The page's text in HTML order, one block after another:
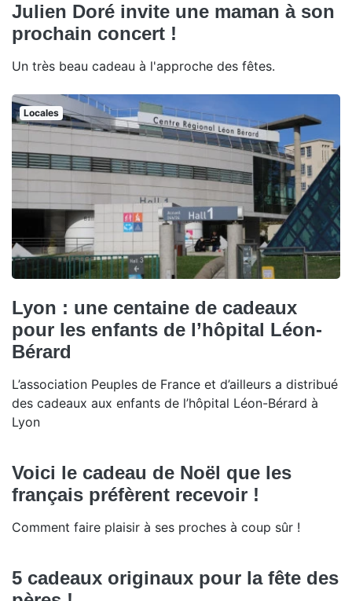
Julien Doré invite une maman à son
prochain concert !
Un très beau cadeau à l'approche des fêtes.
Locales
Lyon : une centaine de cadeaux
pour les enfants de l’hôpital Léon-
Bérard
L’association Peuples de France et d’ailleurs a distribué
des cadeaux aux enfants de l’hôpital Léon-Bérard à
Lyon
Voici le cadeau de Noël que les
français préfèrent recevoir !
Comment faire plaisir à ses proches à coup sûr !
5 cadeaux originaux pour la fête des